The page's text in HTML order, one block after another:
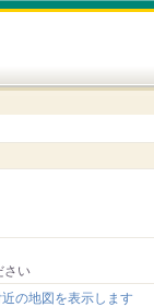
さい
の地図を表示します